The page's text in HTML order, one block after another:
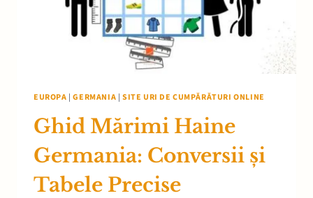
EUROPA |GERMANIA | SITE URI DE CUMPĂRĂTURI ONLINE
Ghid Mărimi Haine
Germania: Conversii și
Tabele Precise